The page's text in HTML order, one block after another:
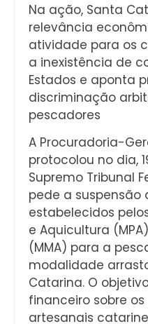
Na ação, Santa
relevância
atividade para os
a inexistência de
Estados e aponta
discriminação
pescadores
A Procuradoria-
protocolou no dia,
Supremo Tribunal
pede a suspensão
estabelecidos
e Aquicultura
(MMA) para a
modalidade
Catarina. O
financeiro sobre
artesanais